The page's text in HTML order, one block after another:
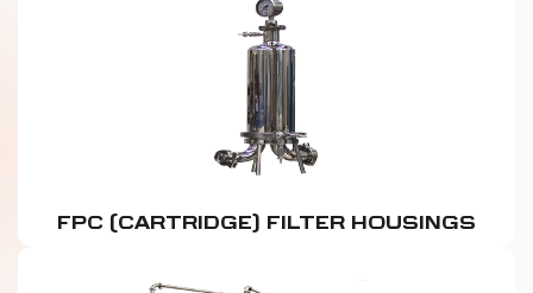
FPC (CARTRIDGE) FILTER HOUSINGS